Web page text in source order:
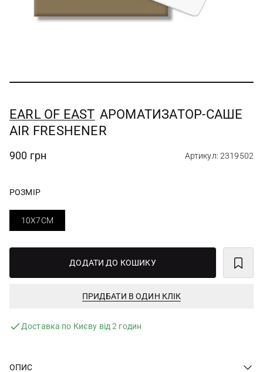
EARL OF EAST АРОМАТИЗАТОР-САШЕ
AIR FRESHENER
900 грн Артикул: 2319502
РОЗМІР
10X7СМ
ДОДАТИ ДО КОШИКУ
ПРИДБАТИ В ОДИН КЛІК
Доставка по Києву від 2 годин
ОПИС